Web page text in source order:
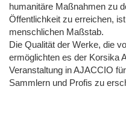
humanitäre Maßnahmen zu
Öffentlichkeit zu erreichen,
menschlichen Maßstab.
Die Qualität der Werke, die
ermöglichten es der Korsika
Veranstaltung in AJACCIO
Sammlern und Profis zu